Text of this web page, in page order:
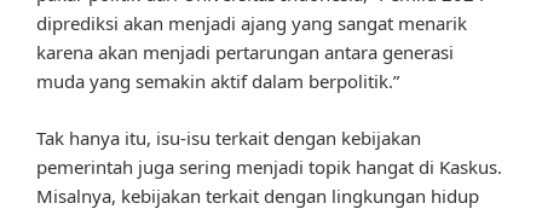
diprediksi akan menjadi ajang yang sangat menarik
karena akan menjadi pertarungan antara generasi
muda yang semakin aktif dalam berpolitik.”
Tak hanya itu, isu-isu terkait dengan kebijakan
pemerintah juga sering menjadi topik hangat di Kaskus.
Misalnya, kebijakan terkait dengan lingkungan hidup